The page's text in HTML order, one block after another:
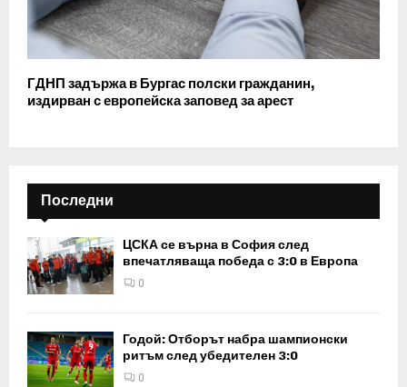
ГДНП задържа в Бургас полски гражданин,
издирван с европейска заповед за арест
Последни
ЦСКА се върна в София след
впечатляваща победа с 3:0 в Европа
0
Годой: Отборът набра шампионски
ритъм след убедителен 3:0
0